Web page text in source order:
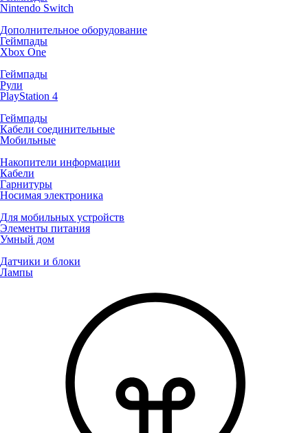
Nintendo Switch
Дополнительное оборудование
Геймпады
Xbox One
Геймпады
Рули
PlayStation 4
Геймпады
Кабели соединительные
Мобильные
Накопители информации
Кабели
Гарнитуры
Носимая электроника
Для мобильных устройств
Элементы питания
Умный дом
Датчики и блоки
Лампы